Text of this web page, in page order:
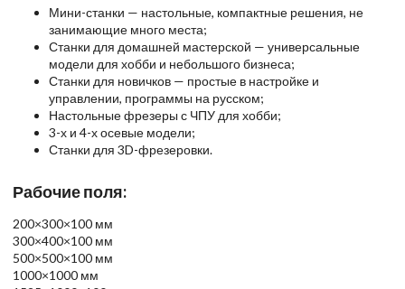
Мини-станки — настольные, компактные решения, не
занимающие много места;
Станки для домашней мастерской — универсальные
модели для хобби и небольшого бизнеса;
Станки для новичков — простые в настройке и
управлении, программы на русском;
Настольные фрезеры с ЧПУ для хобби;
3-х и 4-х осевые модели;
Станки для 3D-фрезеровки.
Рабочие поля:
200×300×100 мм
300×400×100 мм
500×500×100 мм
1000×1000 мм